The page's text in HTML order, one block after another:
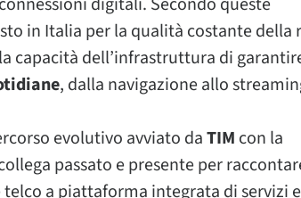
in Italia per la qualità costante della
capacità dell’infrastruttura di
, dalla navigazione allo
evolutivo avviato daTIM con la
passato e presente per
a piattaforma integrata di servizi e